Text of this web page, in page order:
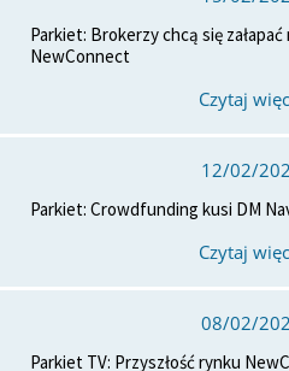
Parkiet: Brokerzy chcą się
NewConnect
Czytaj
12/02/
Parkiet: Crowdfunding kusi DM
Czytaj
08/02/
Parkiet TV: Przyszłość rynku